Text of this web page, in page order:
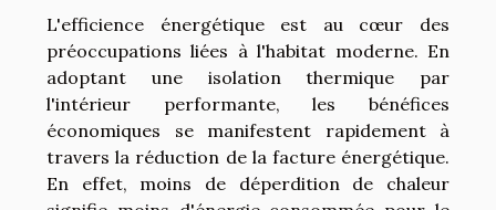
L'efficience énergétique est au cœur des
préoccupations liées à l'habitat moderne. En
adoptant une isolation thermique par
l'intérieur performante, les bénéfices
économiques se manifestent rapidement à
travers la réduction de la facture énergétique.
En effet, moins de déperdition de chaleur